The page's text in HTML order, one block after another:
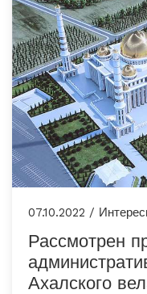
07.10.2022 /
Рассмотрен
Ахалского